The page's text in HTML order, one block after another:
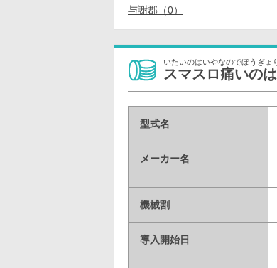
与謝郡（0）
いたいのはいやなのでぼうぎょ
スマスロ痛いの
型式名
メーカー名
機械割
導入開始日